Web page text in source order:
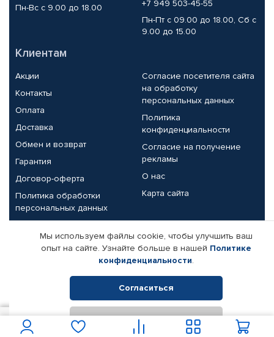
Пн-Вс с 9.00 до 18.00
+7 949 503-45-55
Пн-Пт с 09.00 до 18.00, Сб с
9.00 до 15.00
Клиентам
Акции
Контакты
Оплата
Доставка
Обмен и возврат
Гарантия
Договор-оферта
Политика обработки
персональных данных
Согласие посетителя сайта
на обработку
персональных данных
Политика
конфиденциальности
Согласие на получение
рекламы
О нас
Карта сайта
Партнерам
Корпоративным клиентам
Поставщикам
Реквизиты компании
© КАМАЗ ЦЕНТР ДОНЕЦК, 2015-2026. Все права защищены.
Интернет-магазин автомобильных товаров Автопрофи.
Мы используем файлы cookie, чтобы улучшить ваш
опыт на сайте. Узнайте больше в нашей Политике
конфиденциальности.
Согласиться
Отклонить
В корзину